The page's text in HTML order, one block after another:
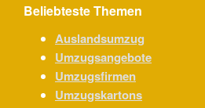
Beliebteste Themen
Auslandsumzug
Umzugsangebote
Umzugsfirmen
Umzugskartons